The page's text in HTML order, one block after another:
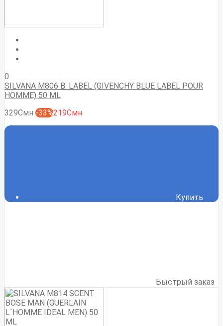
0
SILVANA M806 B. LABEL (GIVENCHY BLUE LABEL POUR
HOMME) 50 ML
329Смн -33%219Смн
Купить
Быстрый заказ